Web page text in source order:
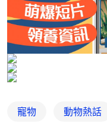
寵物 動物熱話